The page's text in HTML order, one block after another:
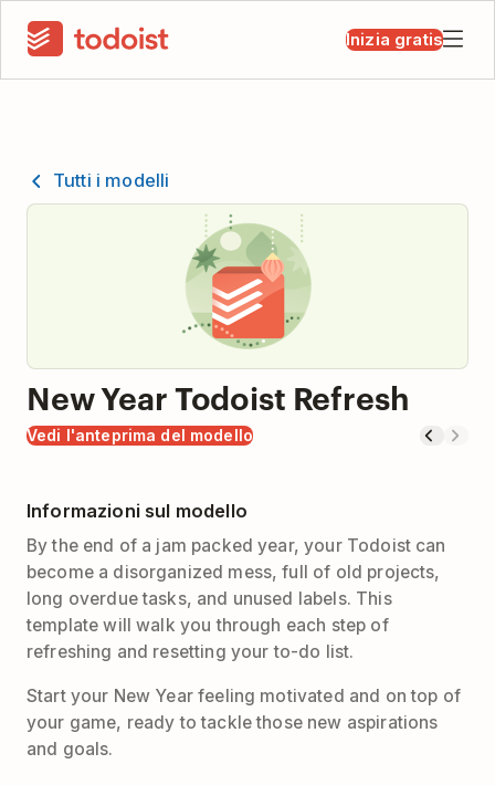
Inizia gratis
Tutti i modelli
New Year Todoist Refresh
Vedi l'anteprima del modello
Informazioni sul modello
By the end of a jam packed year, your Todoist can
become a disorganized mess, full of old projects,
long overdue tasks, and unused labels. This
template will walk you through each step of
refreshing and resetting your to-do list.
Start your New Year feeling motivated and on top of
your game, ready to tackle those new aspirations
and goals.